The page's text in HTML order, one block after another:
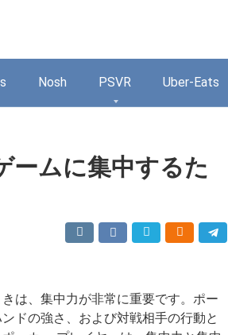
Nosh PSVR Uber-Eats
ームに集中するた
は、集中力が非常に重要です。ポー
ドの強さ、および対戦相手の行動と